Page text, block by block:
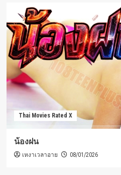
Thai Movies Rated X
น้องฝน
เหงาเวลาอาย 08/01/2026